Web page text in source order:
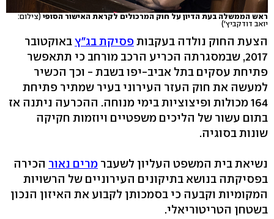
ראש הממשלה בעת הדיון על חוק המרכולים לקראת האישור הסופי(צילום:
יואב דודקביץ')
הצעת החוק נולדה בעקבותפסיקת בג"ץבאוקטובר
2017, שבמסגרתה הכריע הרכב מורחב כי תתאפשר
פתיחת עסקים בתל אביב-יפו בשבת - וכך הכשיר
למעשה את חוק העזר העירוני בעיר שמתיר פתיחת
164 מכולות ופיצוציות בימי מנוחה. ההכרעה ניתנה אז
בתום עשור של הליכים משפטיים ויוזמות חקיקה
שונות בסוגיה.
נשיאת בית המשפט העליון לשעבר מרים נאור הכירה
בפסיקתה בנושא בתיקונים העירוניים של הרשויות
המקומיות וקבעה כי בסמכותן לקבוע את האיזון הנכון
בשטחן הטריטוריאלי.